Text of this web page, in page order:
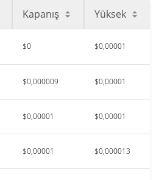
Kapanış Yüksek
$0 $0,00001
$0,000009 $0,00001
$0,00001 $0,00001
$0,00001 $0,000013